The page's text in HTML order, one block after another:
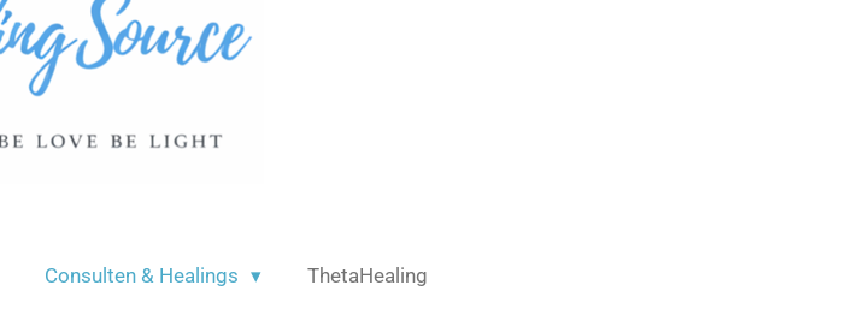
Consulten & Healings ThetaHealing